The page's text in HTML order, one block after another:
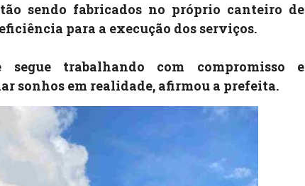
sendo fabricados no próprio canteiro de
para a execução dos serviços.
trabalhando com compromisso e
sonhos em realidade, afirmou a prefeita.